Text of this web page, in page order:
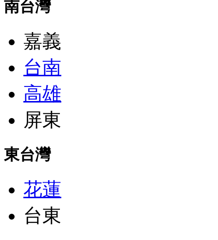
南台灣
嘉義
台南
高雄
屏東
東台灣
花蓮
台東